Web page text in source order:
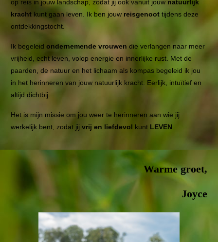
op reis in jouw landschap, zodat jij ook vanuit jouw natuurlijk
kracht kunt gaan leven. Ik ben jouw reisgenoot tijdens deze
ontdekkingstocht.
Ik begeleidondernemende vrouwen die verlangen naar meer
vrijheid, echt leven, volop energie en innerlijke rust. Met de
paarden, de natuur en het lichaam als kompas begeleid ik jou
in het herinneren van jouw natuurlijk kracht. Eerlijk, intuïtief en
altijd dichtbij.
Het is mijn missie om jou weer te herinneren aan wie jij
werkelijk bent, zodat jijvrij en liefdevol kunt LEVEN
Warme groet,
Joyce